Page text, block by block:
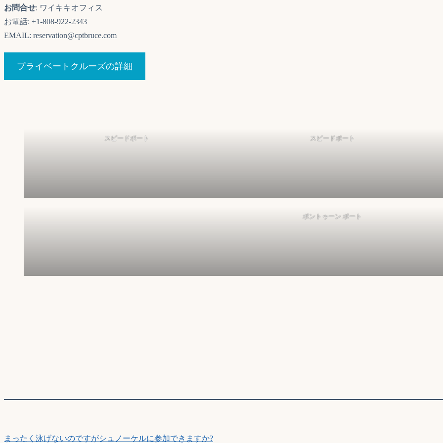
お問合せ: ワイキキオフィス
お電話: +1-808-922-2343
EMAIL: reservation@cptbruce.com
プライベートクルーズの詳細
スピードボート スピードボート
ポントゥーン ボート
まったく泳げないのですがシュノーケルに参加できますか?